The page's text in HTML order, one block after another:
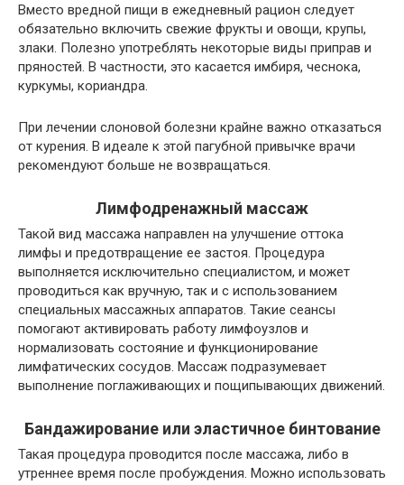
Вместо вредной пищи в ежедневный рацион следует
обязательно включить свежие фрукты и овощи, крупы,
злаки. Полезно употреблять некоторые виды приправ и
пряностей. В частности, это касается имбиря, чеснока,
куркумы, кориандра.
При лечении слоновой болезни крайне важно отказаться
от курения. В идеале к этой пагубной привычке врачи
рекомендуют больше не возвращаться.
Лимфодренажный массаж
Такой вид массажа направлен на улучшение оттока
лимфы и предотвращение ее застоя. Процедура
выполняется исключительно специалистом, и может
проводиться как вручную, так и с использованием
специальных массажных аппаратов. Такие сеансы
помогают активировать работу лимфоузлов и
нормализовать состояние и функционирование
лимфатических сосудов. Массаж подразумевает
выполнение поглаживающих и пощипывающих движений.
Бандажирование или эластичное бинтование
Такая процедура проводится после массажа, либо в
утреннее время после пробуждения. Можно использовать